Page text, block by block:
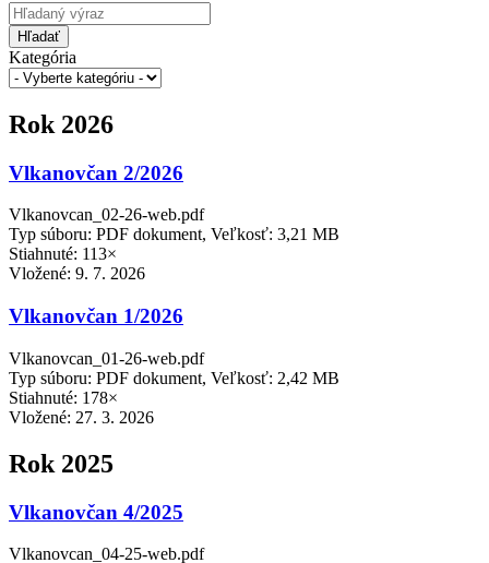
Hľadať
Kategória
Rok 2026
Vlkanovčan 2/2026
Vlkanovcan_02-26-web.pdf
Typ súboru: PDF dokument, Veľkosť: 3,21 MB
Stiahnuté: 113×
Vložené: 9. 7. 2026
Vlkanovčan 1/2026
Vlkanovcan_01-26-web.pdf
Typ súboru: PDF dokument, Veľkosť: 2,42 MB
Stiahnuté: 178×
Vložené: 27. 3. 2026
Rok 2025
Vlkanovčan 4/2025
Vlkanovcan_04-25-web.pdf